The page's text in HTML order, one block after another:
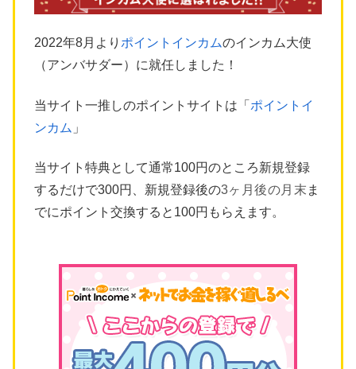
2022年8月より ポイントインカムのインカム大使
（アンバサダー）に就任しました！
当サイト一推しのポイントサイトは「 ポイントイ
ンカム 」
当サイト特典として通常100円のところ新規登録
するだけで300円、新規登録後の3ヶ月後の月末 ま
でにポイント交換すると100円もらえます。